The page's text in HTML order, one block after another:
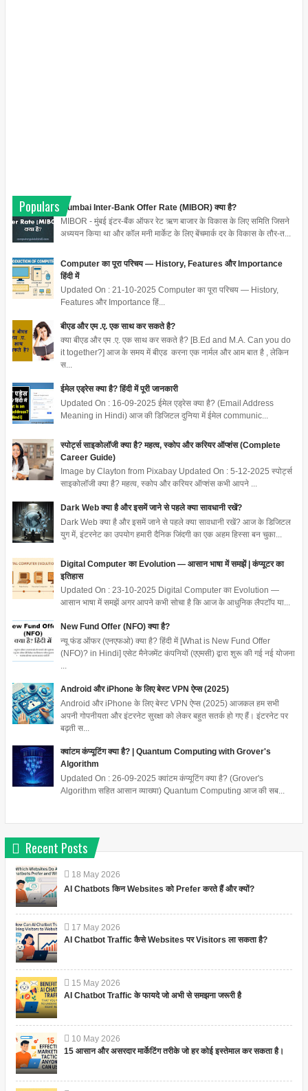
Populars
Mumbai Inter-Bank Offer Rate (MIBOR) क्या है?
MIBOR - मुंबई इंटर-बैंक ऑफर रेट ऋण बाजार के विकास के लिए समिति जिसने
अध्ययन किया था और कॉल मनी मार्केट के लिए बेंचमार्क दर के विकास के तौर-त...
Computer का पूरा परिचय — History, Features और Importance
हिंदी में
Updated On : 21-10-2025 Computer का पूरा परिचय — History,
Features और Importance हिं...
बीएड और एम .ए. एक साथ कर सकते है?
क्या बीएड और एम .ए. एक साथ कर सकते है? [B.Ed and M.A. Can you do
it together?] आज के समय में बीएड करना एक नार्मल और आम बात है , लेकिन
स...
ईमेल एड्रेस क्या है? हिंदी में पूरी जानकारी
Updated On : 16-09-2025 ईमेल एड्रेस क्या है? (Email Address
Meaning in Hindi) आज की डिजिटल दुनिया में ईमेल communic...
स्पोर्ट्स साइकोलॉजी क्या है? महत्व, स्कोप और करियर ऑप्शंस (Complete
Career Guide)
Image by Clayton from Pixabay Updated On : 5-12-2025 स्पोर्ट्स
साइकोलॉजी क्या है? महत्व, स्कोप और करियर ऑप्शंस कभी आपने ...
Dark Web क्या है और इसमें जाने से पहले क्या सावधानी रखें?
Dark Web क्या है और इसमें जाने से पहले क्या सावधानी रखें? आज के डिजिटल
युग में, इंटरनेट का उपयोग हमारी दैनिक जिंदगी का एक अहम हिस्सा बन चुका...
Digital Computer का Evolution — आसान भाषा में समझें | कंप्यूटर का
इतिहास
Updated On : 23-10-2025 Digital Computer का Evolution —
आसान भाषा में समझें अगर आपने कभी सोचा है कि आज के आधुनिक लैपटॉप या...
New Fund Offer (NFO) क्या है?
न्यू फंड ऑफर (एनएफओ) क्या है? हिंदी में [What is New Fund Offer
(NFO)? in Hindi] एसेट मैनेजमेंट कंपनियों (एएमसी) द्वारा शुरू की गई नई योजना
Android और iPhone के लिए बेस्ट VPN ऐप्स (2025)
Android और iPhone के लिए बेस्ट VPN ऐप्स (2025) आजकल हम सभी
अपनी गोपनीयता और इंटरनेट सुरक्षा को लेकर बहुत सतर्क हो गए हैं। इंटरनेट पर
बढ़ती स...
क्वांटम कंप्यूटिंग क्या है? | Quantum Computing with Grover's
Algorithm
Updated On : 26-09-2025 क्वांटम कंप्यूटिंग क्या है? (Grover's
Algorithm सहित आसान व्याख्या) Quantum Computing आज की सब...
Recent Posts
18 May 2026
AI Chatbots किन Websites को Prefer करते हैं और क्यों?
17 May 2026
AI Chatbot Traffic कैसे Websites पर Visitors ला सकता है?
15 May 2026
AI Chatbot Traffic के फायदे जो अभी से समझना जरूरी है
10 May 2026
15 आसान और असरदार मार्केटिंग तरीके जो हर कोई इस्तेमाल कर सकता है।